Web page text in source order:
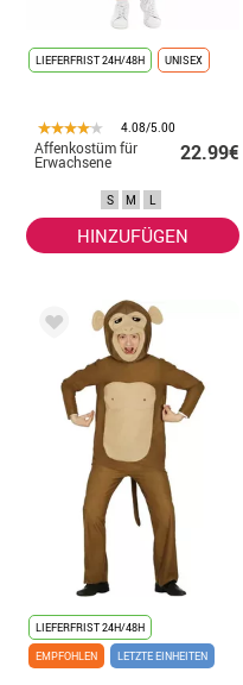
LIEFERFRIST 24H/48H UNISEX
4.08/5.00
Affenkostüm für
Erwachsene 22.99€
S M L
HINZUFÜGEN
LIEFERFRIST 24H/48H
EMPFOHLEN
LETZTE EINHEITEN